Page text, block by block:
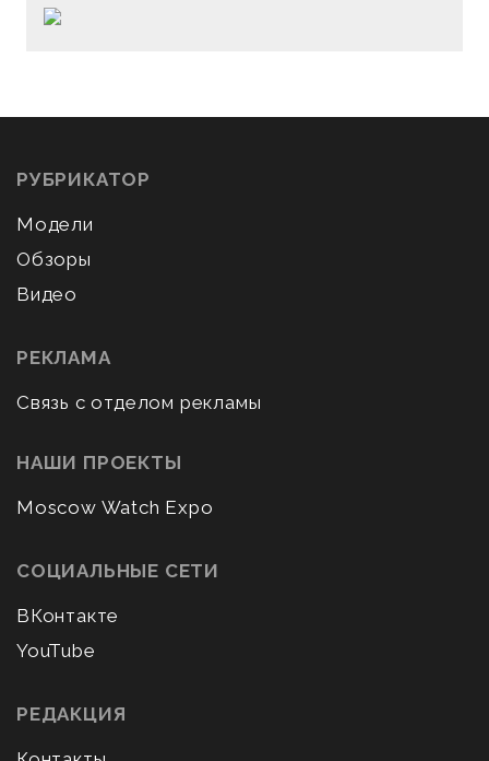
РУБРИКАТОР
Модели
Обзоры
Видео
РЕКЛАМА
Связь с отделом рекламы
НАШИ ПРОЕКТЫ
Moscow Watch Expo
СОЦИАЛЬНЫЕ СЕТИ
ВКонтакте
YouTube
РЕДАКЦИЯ